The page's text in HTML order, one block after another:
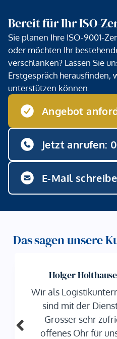
Bereit für Ihr ISO-
Sie planen Ihre ISO-9001-
oder möchten Ihr
verschlanken? Lassen Sie
Erstgespräch herausfinden,
unterstützen können.
Angebot
Jetzt anrufen:
E-Mail
Das sagen unsere
Holger Holthausen
Logistikunternehmen
mit der Dienstleitung
sehr zufrieden.
Ohr für unsere